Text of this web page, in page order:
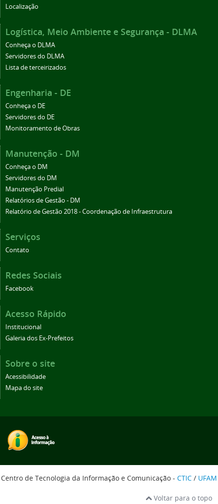
Localização
Logística, Meio Ambiente e Segurança - DLMA
Conheça o DLMA
Servidores do DLMA
Lista de terceirizados
Engenharia - DE
Conheça o DE
Servidores do DE
Monitoramento de Obras
Manutenção - DM
Conheça o DM
Servidores do DM
Manutenção Predial
Relatórios de Gestão - DM
Relatório de Gestão 2018 - Coordenação de Infraestrutura
Serviços
Contato
Redes Sociais
Facebook
Acesso Rápido
Institucional
Galeria dos Ex-Prefeitos
Sobre o site
Acessibilidade
Mapa do site
Centro de Tecnologia da Informação e Comunicação - CTIC / UFAM
Voltar para o topo